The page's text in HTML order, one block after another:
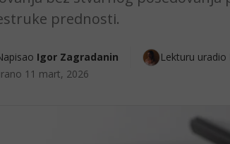
prednosti.
Igor Zagradanin Lekturu uradio
11 mart, 2026